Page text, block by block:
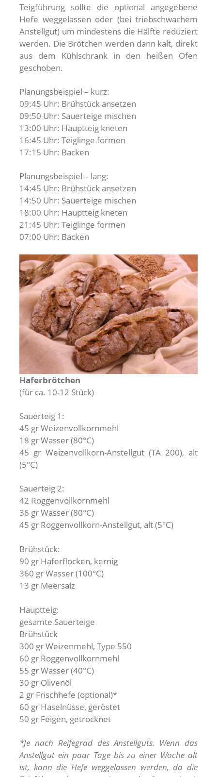
Teigführung sollte die optional angegebene
Hefe weggelassen oder (bei triebschwachem
Anstellgut) um mindestens die Hälfte reduziert
werden. Die Brötchen werden dann kalt, direkt
aus dem Kühlschrank in den heißen Ofen
geschoben.
Planungsbeispiel – kurz:
09:45 Uhr: Brühstück ansetzen
09:50 Uhr: Sauerteige mischen
13:00 Uhr: Hauptteig kneten
16:45 Uhr: Teiglinge formen
17:15 Uhr: Backen
Planungsbeispiel – lang:
14:45 Uhr: Brühstück ansetzen
14:50 Uhr: Sauerteige mischen
18:00 Uhr: Hauptteig kneten
21:45 Uhr: Teiglinge formen
07:00 Uhr: Backen
Haferbrötchen
(für ca. 10-12 Stück)
Sauerteig 1:
45 gr Weizenvollkornmehl
18 gr Wasser (80°C)
45 gr Weizenvollkorn-Anstellgut (TA 200), alt
(5°C)
Sauerteig 2:
42 Roggenvollkornmehl
36 gr Wasser (80°C)
45 gr Roggenvollkorn-Anstellgut, alt (5°C)
Brühstück:
90 gr Haferflocken, kernig
360 gr Wasser (100°C)
13 gr Meersalz
Hauptteig:
gesamte Sauerteige
Brühstück
300 gr Weizenmehl, Type 550
60 gr Roggenvollkornmehl
55 gr Wasser (40°C)
30 gr Olivenöl
2 gr Frischhefe (optional)*
60 gr Haselnüsse, geröstet
50 gr Feigen, getrocknet
*Je nach Reifegrad des Anstellguts. Wenn das
Anstellgut ein paar Tage bis zu einer Woche alt
ist, kann die Hefe weggelassen werden, da die